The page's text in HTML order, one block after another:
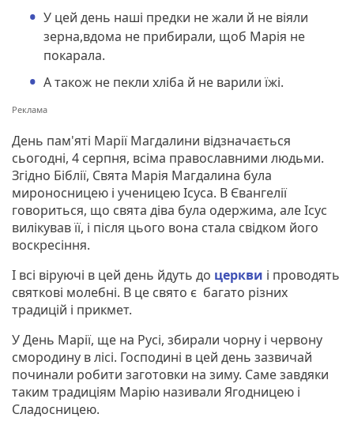
У цей день наші предки не жали й не віяли
зерна,вдома не прибирали, щоб Марія не
покарала.
А також не пекли хліба й не варили їжі.
День пам'яті Марії Магдалини відзначається
сьогодні, 4 серпня, всіма православними людьми.
Згідно Біблії, Свята Марія Магдалина була
мироносницею і ученицею Ісуса. В Євангелії
говориться, що свята діва була одержима, але Ісус
вилікував її, і після цього вона стала свідком його
воскресіння.
І всі віруючі в цей день йдуть до церкви і проводять
святкові молебні. В це свято є багато різних
традицій і прикмет.
У День Марії, ще на Русі, збирали чорну і червону
смородину в лісі. Господині в цей день зазвичай
починали робити заготовки на зиму. Саме завдяки
таким традиціям Марію називали Ягодницею і
Сладосницею.